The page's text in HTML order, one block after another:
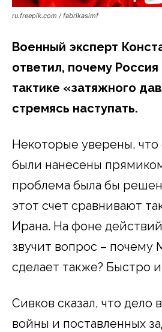
ru.freepik.com / fabrikasimf
Военный эксперт
ответил, почему
тактике «затяжного
стремясь наступать.
Некоторые уверены,
были нанесены
проблема была бы
этот счет сравнивают
Ирана. На фоне
звучит вопрос – почему
сделает также? Быстро
Сивков сказал, что дело
войны и поставленных